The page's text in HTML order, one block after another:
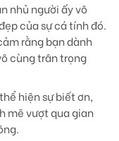
nhủ người ấy vô
của sự cá tính đó.
rằng bạn dành
cùng trân trọng
hiện sự biết ơn,
mẽ vượt qua gian